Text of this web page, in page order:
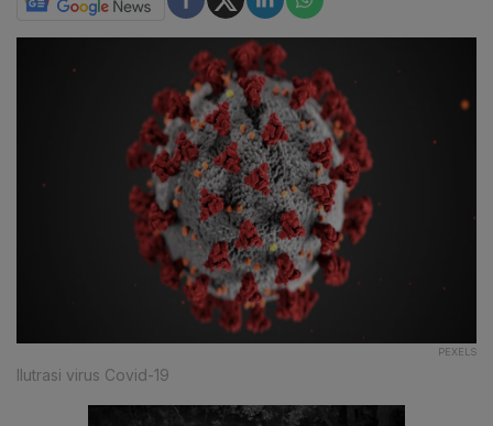
PEXELS
Ilutrasi virus Covid-19